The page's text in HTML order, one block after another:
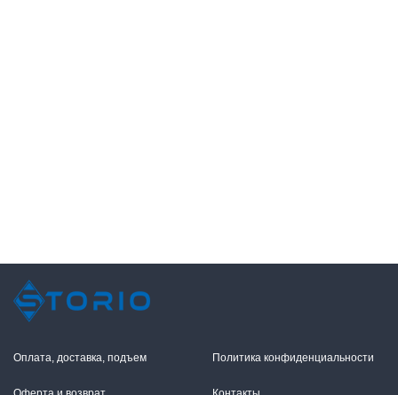
Оплата, доставка, подъем Политика конфиденциальности